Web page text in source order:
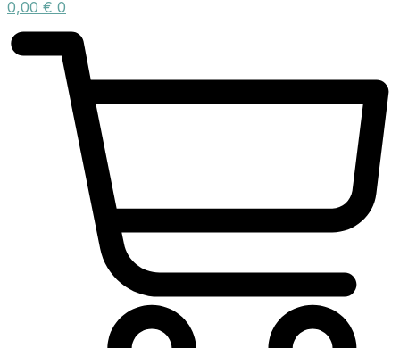
0,00 € 0